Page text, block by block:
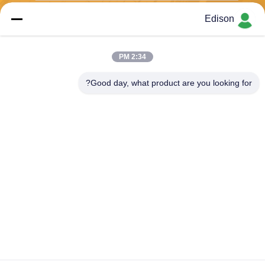
Edison
2:34 PM
Good day, what product are you looking for?